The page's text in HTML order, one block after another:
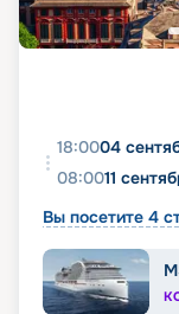
18:0004
08:0011
Вы посетите 4